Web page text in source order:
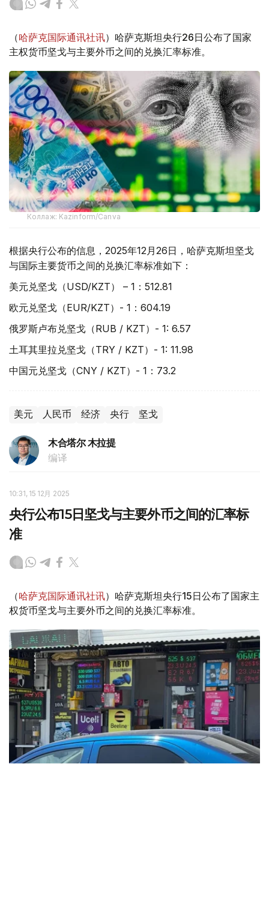
（哈萨克国际通讯社讯）哈萨克斯坦央行26日公布了国家
主权货币坚戈与主要外币之间的兑换汇率标准。
Коллаж: Kazinform/Canva
根据央行公布的信息，2025年12月26日，哈萨克斯坦坚戈
与国际主要货币之间的兑换汇率标准如下：
美元兑坚戈（USD/KZT） – 1：512.81
欧元兑坚戈（EUR/KZT）- 1：604.19
俄罗斯卢布兑坚戈（RUB / KZT）- 1: 6.57
土耳其里拉兑坚戈（TRY / KZT）- 1: 11.98
中国元兑坚戈（CNY / KZT）- 1：73.2
美元 人民币 经济 央行 坚戈
木合塔尔 木拉提
编译
10:31, 15 12月 2025
央行公布15日坚戈与主要外币之间的汇率标
准
（哈萨克国际通讯社讯）哈萨克斯坦央行15日公布了国家主
权货币坚戈与主要外币之间的兑换汇率标准。